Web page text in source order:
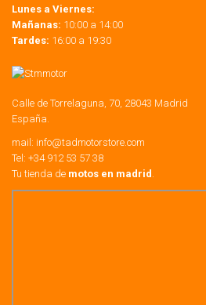
Lunes a Viernes:
Mañanas: 10:00 a 14:00
Tardes: 16:00 a 19:30
Calle de Torrelaguna, 70, 28043 Madrid
España.
mail: info@tadmotorstore.com
Tel: +34 912 53 57 38
Tu tienda de motos en madrid .